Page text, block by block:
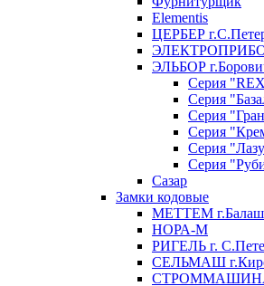
Elementis
ЦЕРБЕР
ЭЛЬБОР
Серия
Серия
Серия
Серия
Серия
Серия
Сазар
Замки кодовые
МЕТТЕМ
НОРА-М
РИГЕЛЬ г.
СЕЛЬМАШ
СТРОММАШИНА